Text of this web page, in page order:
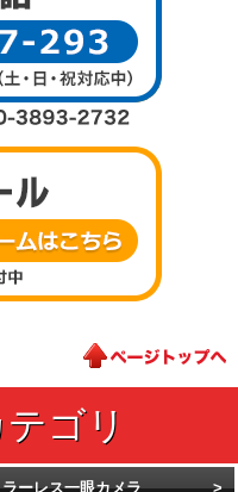
ーレス一眼カメラ